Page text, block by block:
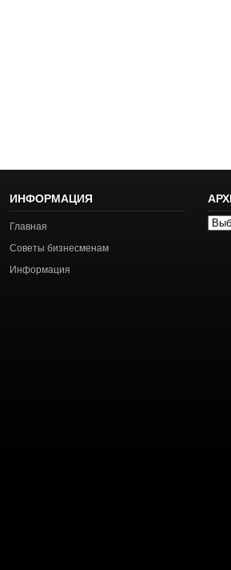
ИНФОРМАЦИЯ
Главная
Советы бизнесменам
Информация